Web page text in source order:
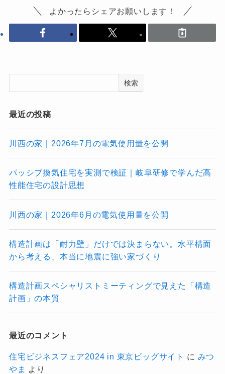
よかったらシェアお願いします！
検索
最近の投稿
川西の家｜2026年7月の電気使用量を公開
パッシブ換気住宅を実測で検証｜岐阜研修で学んだ高
性能住宅の設計思想
川西の家｜2026年6月の電気使用量を公開
構造計画は「耐力壁」だけでは決まらない。水平構面
から考える、本当に地震に強い家づくり
構造計画スペシャリストミーティングで見えた「構造
計画」の本質
最近のコメント
住宅ビジネスフェア2024 in 東京ビッグサイト に みつ
やま
より